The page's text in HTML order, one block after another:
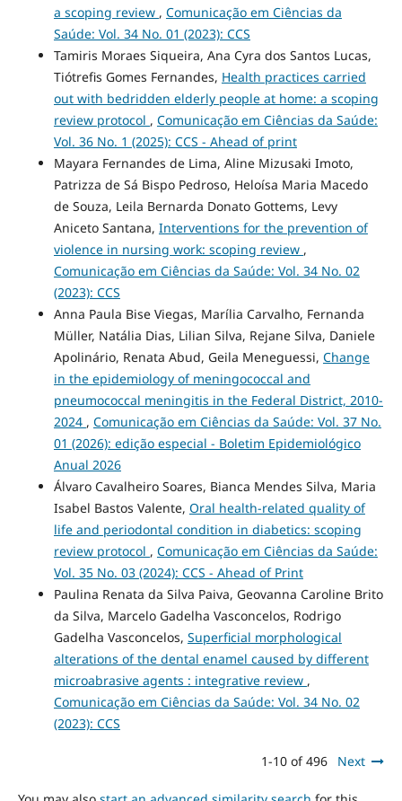
a scoping review , Comunicação em Ciências da
Saúde: Vol. 34 No. 01 (2023): CCS
Tamiris Moraes Siqueira, Ana Cyra dos Santos Lucas,
Tiótrefis Gomes Fernandes, Health practices carried
out with bedridden elderly people at home: a scoping
review protocol , Comunicação em Ciências da Saúde:
Vol. 36 No. 1 (2025): CCS - Ahead of print
Mayara Fernandes de Lima, Aline Mizusaki Imoto,
Patrizza de Sá Bispo Pedroso, Heloísa Maria Macedo
de Souza, Leila Bernarda Donato Gottems, Levy
Aniceto Santana, Interventions for the prevention of
violence in nursing work: scoping review ,
Comunicação em Ciências da Saúde: Vol. 34 No. 02
(2023): CCS
Anna Paula Bise Viegas, Marília Carvalho, Fernanda
Müller, Natália Dias, Lilian Silva, Rejane Silva, Daniele
Apolinário, Renata Abud, Geila Meneguessi, Change
in the epidemiology of meningococcal and
pneumococcal meningitis in the Federal District, 2010-
2024 , Comunicação em Ciências da Saúde: Vol. 37 No.
01 (2026): edição especial - Boletim Epidemiológico
Anual 2026
Álvaro Cavalheiro Soares, Bianca Mendes Silva, Maria
Isabel Bastos Valente, Oral health-related quality of
life and periodontal condition in diabetics: scoping
review protocol , Comunicação em Ciências da Saúde:
Vol. 35 No. 03 (2024): CCS - Ahead of Print
Paulina Renata da Silva Paiva, Geovanna Caroline Brito
da Silva, Marcelo Gadelha Vasconcelos, Rodrigo
Gadelha Vasconcelos, Superficial morphological
alterations of the dental enamel caused by different
microabrasive agents : integrative review ,
Comunicação em Ciências da Saúde: Vol. 34 No. 02
(2023): CCS
1-10 of 496 Next